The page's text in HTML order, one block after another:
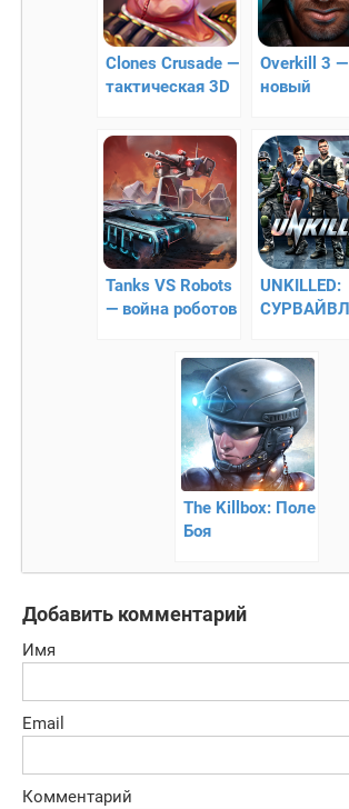
Clones Crusade —
тактическая 3D
против клонов
Overkill 3 —
новый
3D шутер!
Tanks VS Robots
— война роботов
мультиплееролм)
UNKILLED:
СУРВАЙВЛ
поборите
эпидемию
The Killbox: Поле
Боя
Добавить комментарий
Имя
Email
Комментарий